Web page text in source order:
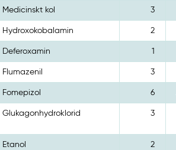
Medicinskt kol 3
Hydroxokobalamin 2
Deferoxamin 1
Flumazenil 3
Fomepizol 6
Glukagonhydroklorid 3
Etanol 2